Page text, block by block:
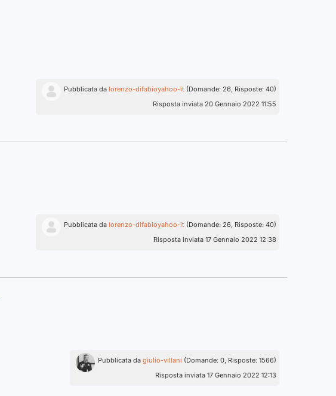
Pubblicata da lorenzo-difabioyahoo-it (Domande: 26, Risposte: 40)
Risposta inviata 20 Gennaio 2022 11:55
Pubblicata da lorenzo-difabioyahoo-it (Domande: 26, Risposte: 40)
Risposta inviata 17 Gennaio 2022 12:38
Pubblicata da giulio-villani (Domande: 0, Risposte: 1566)
Risposta inviata 17 Gennaio 2022 12:13